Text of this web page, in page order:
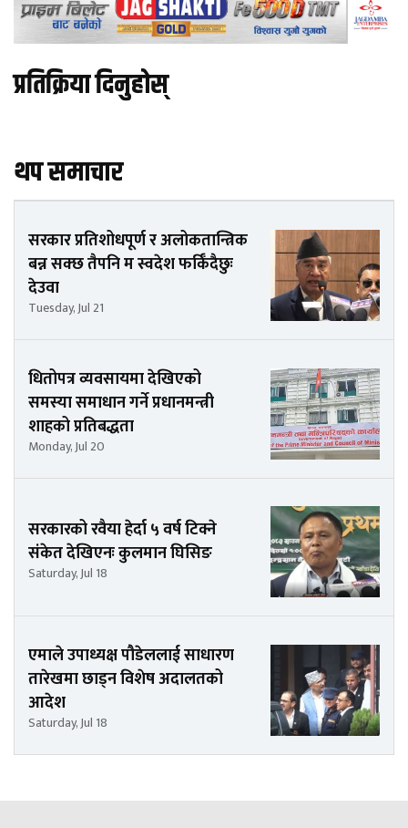
प्रतिक्रिया दिनुहोस्
थप समाचार
सरकार प्रतिशोधपूर्ण र अलोकतान्त्रिक
बन्न सक्छ तैपनि म स्वदेश फर्किँदैछुः
देउवा
Tuesday, Jul 21
धितोपत्र व्यवसायमा देखिएको
समस्या समाधान गर्ने प्रधानमन्त्री
शाहको प्रतिबद्धता
Monday, Jul 20
सरकारको रवैया हेर्दा ५ वर्ष टिक्ने
संकेत देखिएनः कुलमान घिसिङ
Saturday, Jul 18
एमाले उपाध्यक्ष पौडेललाई साधारण
तारेखमा छाड्न विशेष अदालतको
आदेश
Saturday, Jul 18